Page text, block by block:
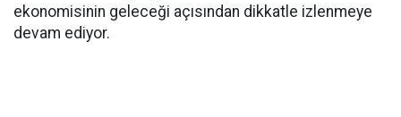
ekonomisinin geleceği açısından dikkatle izlenmeye
devam ediyor.